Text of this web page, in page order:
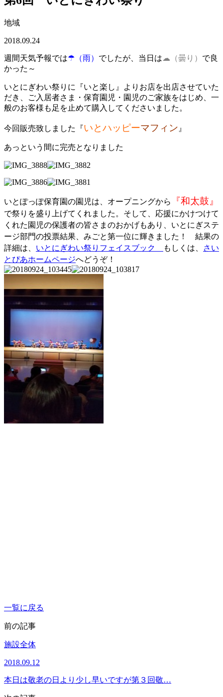
地域
2018.09.24
週間天気予報では☂（雨） でしたが、当日は☁（曇り） で良
かった～
いとにぎわい祭りに『いと楽し』よりお店を出店させていた
だき、ご入居者さま・保育園児・園児のご家族をはじめ、一
般のお客様も足を止めて購入してくださいました。
今回販売致しました『いとハッ ピーマフィン 』
あっという間に完売となりました
いとぽっぽ保育園の園児は、オープニングから 『和太鼓』
で祭りを盛り上げてくれました。そして、応援にかけつけて
くれた園児の保護者の皆さまのおかげもあり、いとにぎステ
ージ部門の投票結果、みごと第一位に輝きました！ 結果の
詳細は、 いとにぎわい祭りフェイスブック もしくは、
さい
とぴあホームページへどうぞ！
一覧に戻る
前の記事
施設全体
2018.09.12
本日は敬老の日より少し早いですが第３回敬…